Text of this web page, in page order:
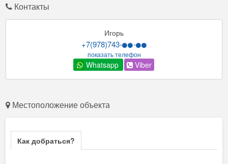
Контакты
Игорь
+7(978)743- -
показать телефон
Whatsapp Viber
Местоположение объекта
Как добраться?